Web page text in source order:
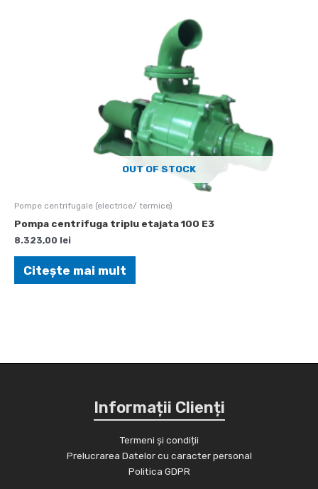
OUT OF STOCK
Pompe centrifugale (electrice/ termice)
Pompa centrifuga triplu etajata 100 E3
8.323,00 lei
Citește mai mult
Informații Clienți
Termeni și condiții
Prelucrarea Datelor cu caracter personal
Politica GDPR